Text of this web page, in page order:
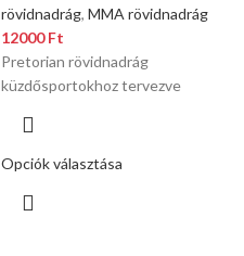
rövidnadrág, MMA rövidnadrág
12000Ft
Pretorian rövidnadrág
küzdősportokhoz tervezve
Opciók választása